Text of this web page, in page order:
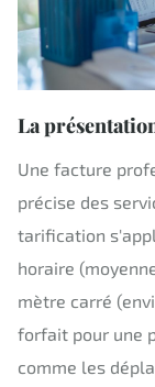
La
Une facture
précise des
tarification
horaire
mètre carré
forfait pour une
comme les